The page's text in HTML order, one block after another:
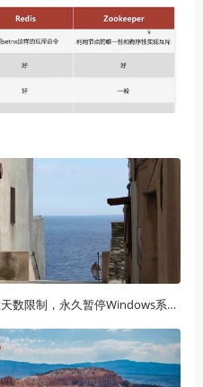
修改Windows系统暂停更新的最大天数限制，永久暂停Windows系统自动更新